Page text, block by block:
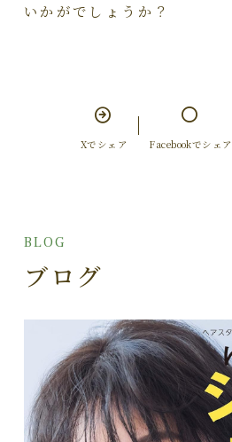
いかがでしょうか？
Xでシェア Facebookでシェア
BLOG
ブログ